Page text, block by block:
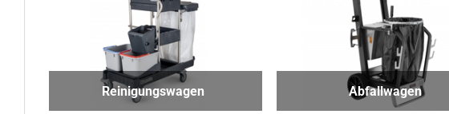
Reinigungswagen Abfallwagen